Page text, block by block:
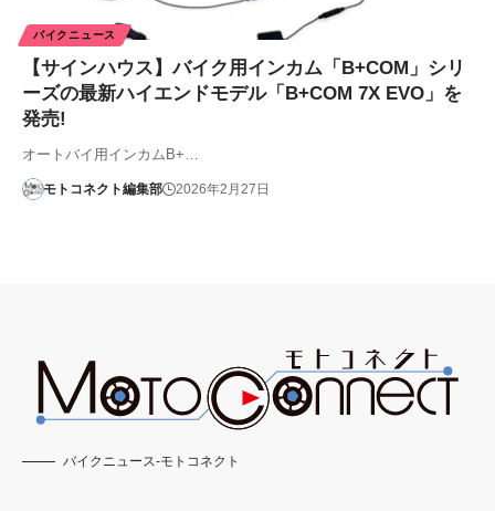
バイクニュース
【サインハウス】バイク用インカム「B+COM」シリ
ーズの最新ハイエンドモデル「B+COM 7X EVO」を
発売!
オートバイ用インカムB+…
モトコネクト編集部 2026年2月27日
バイクニュース-モトコネクト